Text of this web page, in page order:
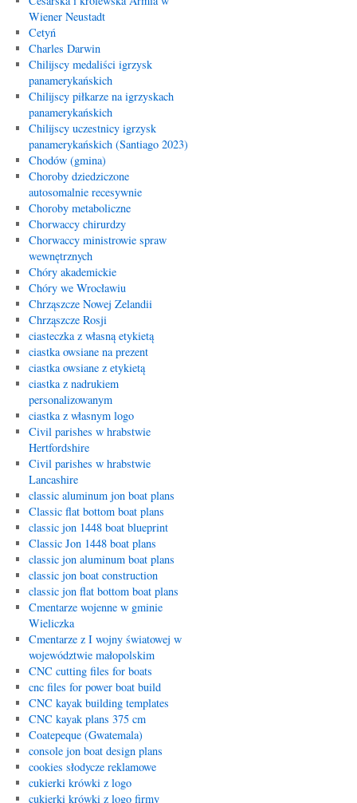
Wiener Neustadt
Cetyń
Charles Darwin
Chilijscy medaliści igrzysk
panamerykańskich
Chilijscy piłkarze na igrzyskach
panamerykańskich
Chilijscy uczestnicy igrzysk
panamerykańskich (Santiago 2023)
Chodów (gmina)
Choroby dziedziczone
autosomalnie recesywnie
Choroby metaboliczne
Chorwaccy chirurdzy
Chorwaccy ministrowie spraw
wewnętrznych
Chóry akademickie
Chóry we Wrocławiu
Chrząszcze Nowej Zelandii
Chrząszcze Rosji
ciasteczka z własną etykietą
ciastka owsiane na prezent
ciastka owsiane z etykietą
ciastka z nadrukiem
personalizowanym
ciastka z własnym logo
Civil parishes w hrabstwie
Hertfordshire
Civil parishes w hrabstwie
Lancashire
classic aluminum jon boat plans
Classic flat bottom boat plans
classic jon 1448 boat blueprint
Classic Jon 1448 boat plans
classic jon aluminum boat plans
classic jon boat construction
classic jon flat bottom boat plans
Cmentarze wojenne w gminie
Wieliczka
Cmentarze z I wojny światowej w
województwie małopolskim
CNC cutting files for boats
cnc files for power boat build
CNC kayak building templates
CNC kayak plans 375 cm
Coatepeque (Gwatemala)
console jon boat design plans
cookies słodycze reklamowe
cukierki krówki z logo
cukierki krówki z logo firmy